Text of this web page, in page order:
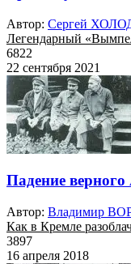
Автор: Сергей
Легендарный
6822
22 сентября 2021
Падение верного
Автор: Владимир
Как в Кремле
3897
16 апреля 2018